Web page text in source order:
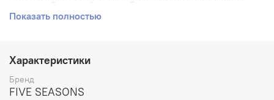
горнолыжной одежде. Шведские мастера знают, что
Одежда Five seasons из лучших материалов, не
пропускающих влагу и ветер не только защищает в
суровых условиях, но и отвечает всем тенденциям
моды.#br##br#Флисовая толстовка хорошо сохраняет
Показать полностью
Характеристики
Бренд
FIVE SEASONS